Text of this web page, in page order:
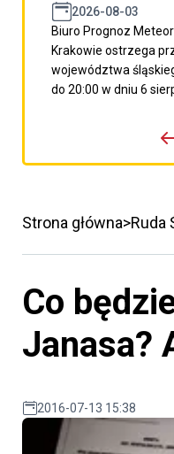
2026-08-03
Biuro Prognoz
Krakowie ostrzega
województwa
do 20:00 w dniu 6
porzpedniego komunikatu
Strona główna Ruda
Co
Janasa?
2016-07-13 15:38